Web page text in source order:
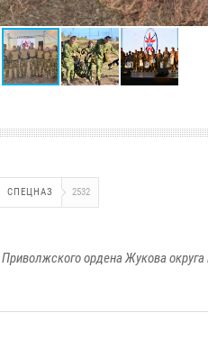
СПЕЦНАЗ 2532
ордена Жукова